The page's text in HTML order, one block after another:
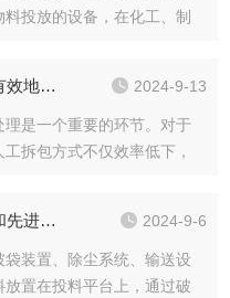
投放的设备，在化工、制
吨袋自动拆包机产包过程中能够有效地控制物料的飞扬和泄漏 2024-9-13
是一个重要的环节。对于
拆包方式不仅效率低下，
吨包无尘投料站采用优质的材料和先进的制造工艺 2024-9-6
装置、除尘系统、输送设
置在投料平台上，通过破